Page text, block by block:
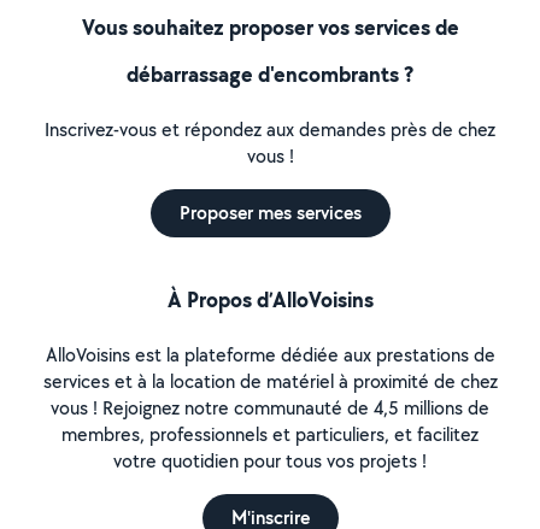
Vous souhaitez proposer vos services de
débarrassage d'encombrants ?
Inscrivez-vous et répondez aux demandes près de chez
vous !
Proposer mes services
À Propos d’AlloVoisins
AlloVoisins est la plateforme dédiée aux prestations de
services et à la location de matériel à proximité de chez
vous ! Rejoignez notre communauté de 4,5 millions de
membres, professionnels et particuliers, et facilitez
votre quotidien pour tous vos projets !
M'inscrire